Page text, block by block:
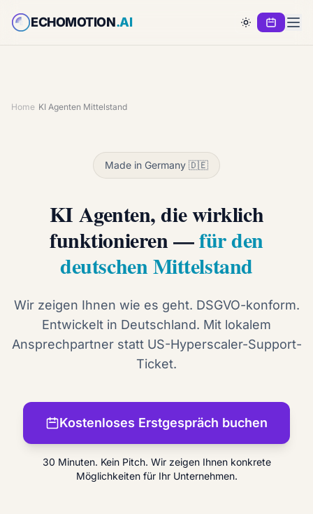
E ECHOMOTION.AI
Home KI Agenten Mittelstand
Made in Germany 🇩🇪
KI Agenten, die wirklich
funktionieren —für den
deutschen Mittelstand
Wir zeigen Ihnen wie es geht. DSGVO-konform.
Entwickelt in Deutschland. Mit lokalem
Ansprechpartner statt US-Hyperscaler-Support-
Ticket.
Kostenloses Erstgespräch buchen
30 Minuten. Kein Pitch. Wir zeigen Ihnen konkrete
Möglichkeiten für Ihr Unternehmen.